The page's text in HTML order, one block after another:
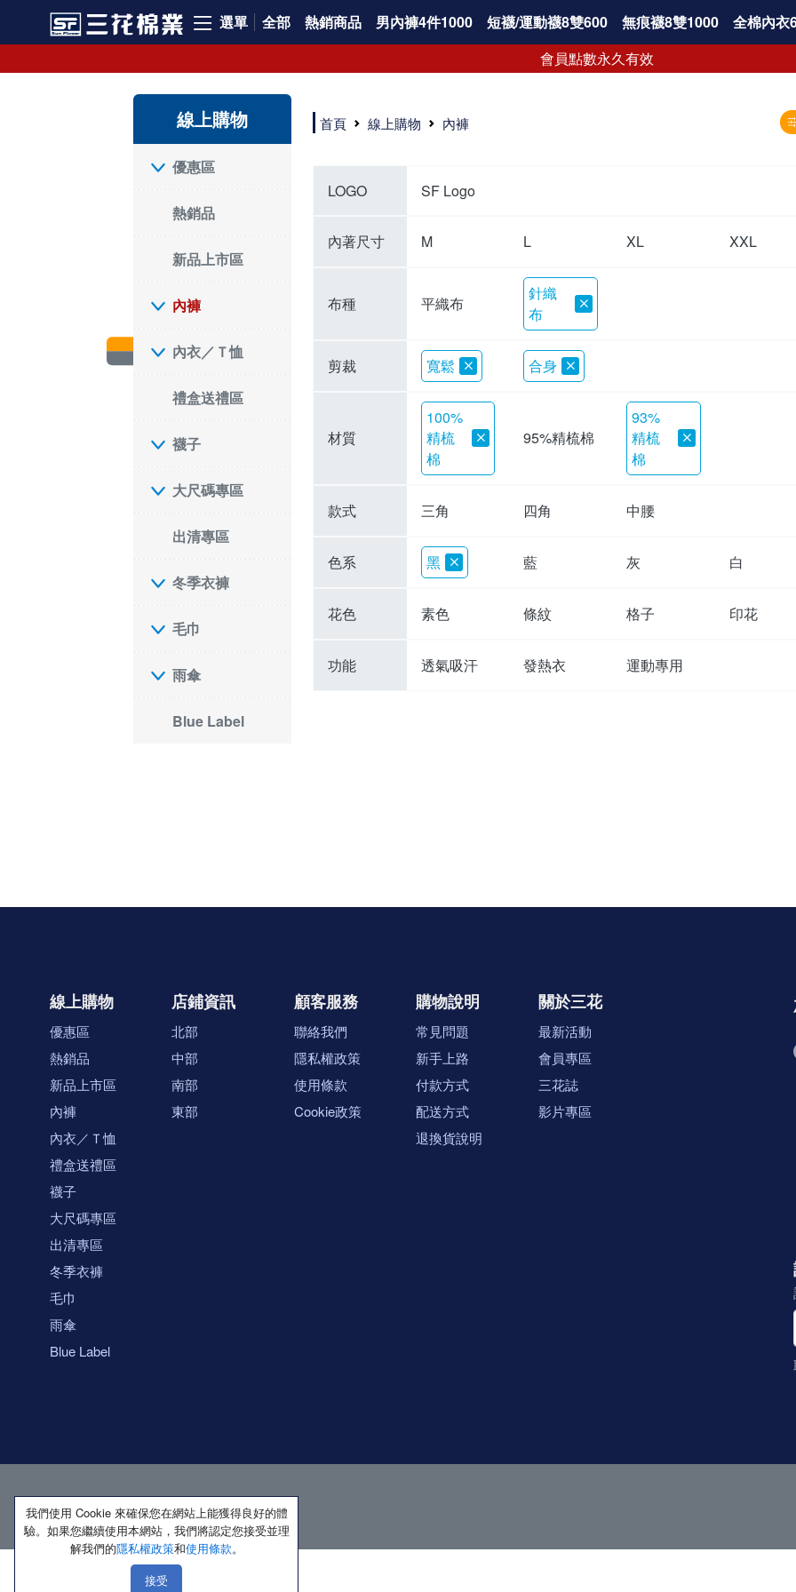
選單 全部 熱銷商品 男內褲4件1000 短襪/運動襪8雙600 無痕襪8雙1000 全棉內衣
會員點數永久有效
線上購物
優惠區
熱銷品
新品上市區
內褲
內衣／Ｔ恤
禮盒送禮區
襪子
大尺碼專區
出清專區
冬季衣褲
毛巾
雨傘
Blue Label
選擇內褲、平口褲、純棉內褲首重品質。舒適、透氣的內褲、平口褲、純棉內褲能影響健康，須謹慎挑選。三花內褲透氣不悶，值得信賴！
三花內褲、平口褲、純棉內褲50年來持續升級，符合人體工學設計，柔軟無勒痕的鬆緊帶。三花內褲是肌膚好友，口碑熱銷！
選擇內褲首重品質。三花內褲50年來不斷升級，證明其卓越品質。符合人體工學剪裁，柔軟無痕鬆緊帶，是必買首選。兼具品質與外型，與肌膚零感接觸，穿著舒適，看來有質感。三花內褲設計獨特，質料優良，專業剪裁，呵護肌膚。新鮮高品質棉材製成，多款選擇，耐洗耐穿，三花內褲絕對首選。
"內褲購買及使用經驗網友來信分享 近年來，我經常在大型連鎖賣場如佳瑪、美華泰等地看到三花內褲的展示。最近一兩年，甚至百貨公司及街頭店鋪都開始大量出現三花專櫃或專賣店。我猜測，這應該是三花在營運策略上的調整，才使得這些改變成為現實。 本來，三花內褲一直是消費者選購內褲時的熱門選項之一。內褲櫃點的增多使我更加注意到這個品牌，因此我在選購內褲時，特意多研究了一下三花內褲的設計。 先從內褲外層包裝談起，有些內褲有PP袋包裝，有些則沒有。雖然這是一件小事，但我發現朋友們中有人會介意內褲包裝沒有PP袋。他們認為沒有PP袋會使包裝不夠精美。對我來說，有PP袋確實能提升包裝的精緻度，但內褲不裝PP袋其實也算是環保。所以，這就看每個人對內褲包裝的需求和感受了。 每次購買內褲時，我都會特別帶一件五片式剪裁的內褲。三花的平口內褲被稱為全國第一件五片式剪裁內褲，這話應該不是隨便說說的，畢竟三花是一個擁有超過50年歷史的老品牌，專注於研發和改良內褲。當初，我覺得這種設計有些花俏，只是圖個新鮮買來試試，結果發現內褲多一片真的有其優勢，尤其是減少了內褲卡屁的次數。雖然這個狀況不可能完全消失，但大大增加了穿著的舒適度。 三花內褲的價格也在我能接受的範圍內，因此它逐漸成為我的心頭好。此外，內褲選購時的另一個重要因素是鬆緊帶。看內褲是否舊了，第一眼通常看鬆緊帶。故意或不小心露出內褲褲頭的時候，印象分數也是由鬆緊帶決定的。 很多內褲品牌強調鬆緊帶的造型及花樣，這類內褲非常適合一些特殊場合，如單身聯誼或約會時穿著，能夠加分不少。日常使用的內褲則建議選擇鬆緊帶不易鬆垮的，花樣其次。三花特別強調內褲鬆緊帶的耐洗度，而其他品牌鮮少提及這一點。 分場合選擇內褲是我的習慣。特殊場合內褲要講究一點，但平日則需要選擇鬆緊帶有保障的內褲。畢竟，內褲是每天陪伴我們超過12個小時的衣物，找到適合自己且耐洗耐穿高CP值的內褲才是最明智的選擇。 內褲畢竟是消耗品，定期更換非常重要。如果內褲沾染到髒污或處於潮濕的環境，就不應該撐太久。這是因為內褲長期接觸身體的重要部位，所以選擇和保養都要謹慎。 以上是我個人的內褲使用分享，並非業配，不代表任何人的立場。內褲還是要以自身體驗最為準確。希望大家都能找到適合自己的內褲，並多多支持台灣品牌。"
首頁 線上購物 內褲
LOGO SF Logo
內著尺寸 M L XL XXL
布種 平織布
針織
布
剪裁 寬鬆 合身
材質
100%
精梳
棉
95%精梳棉
93%
精梳
棉
款式 三角 四角 中腰
色系 黑 藍 灰 白
花色 素色 條紋 格子 印花
功能 透氣吸汗 發熱衣 運動專用
線上購物
優惠區
熱銷品
新品上市區
內褲
內衣／Ｔ恤
禮盒送禮區
襪子
大尺碼專區
出清專區
冬季衣褲
毛巾
雨傘
Blue Label
店鋪資訊
北部
中部
南部
東部
顧客服務
聯絡我們
隱私權政策
使用條款
Cookie政策
購物說明
常見問題
新手上路
付款方式
配送方式
退換貨說明
關於三花
最新活動
會員專區
三花誌
影片專區
著作權所有 保留一切權利
我們使用 Cookie 來確保您在網站上能獲得良好的體
驗。如果您繼續使用本網站，我們將認定您接受並理
解我們的隱私權政策和使用條款。
接受